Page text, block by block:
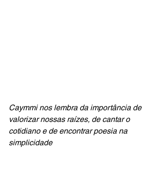
Caymmi nos lembra da importância de
valorizar nossas raízes, de cantar o
cotidiano e de encontrar poesia na
simplicidade